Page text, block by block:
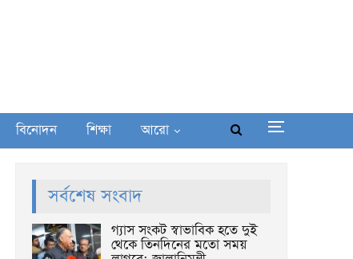
বিনোদন শিক্ষা আরো
সর্বশেষ সংবাদ
গ্যাস সংকট স্বাভাবিক হতে দুই
থেকে তিনদিনের মতো সময়